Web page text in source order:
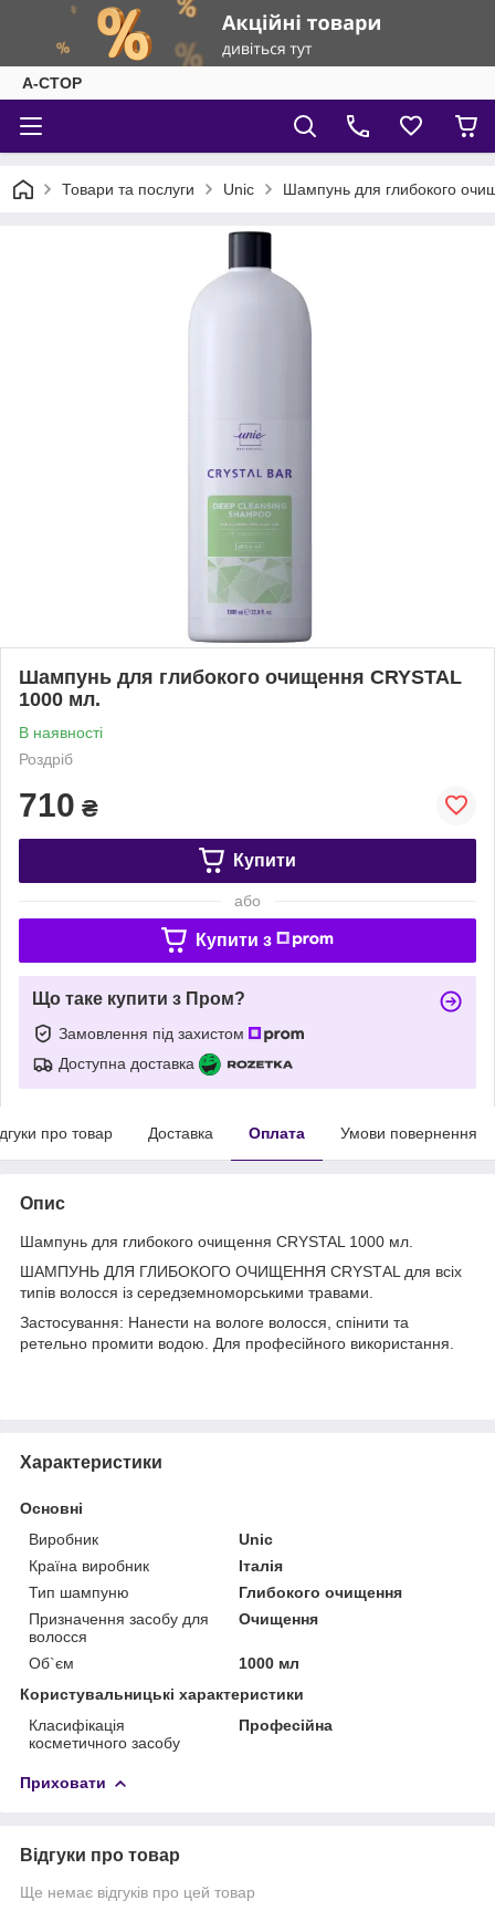
А-СТОР
Товари та послуги Unic Шампунь для глибокого
Шампунь для глибокого очищення CRYSTAL
1000 мл.
В наявності
Роздріб
710 ₴
Купити
або
Купити з
Що таке купити з Пром?
Замовлення під захистом
Доступна доставка
про товар Доставка Оплата Умови повернення
Опис
Шампунь для глибокого очищення CRYSTAL 1000 мл.
ШАМПУНЬ ДЛЯ ГЛИБОКОГО ОЧИЩЕННЯ CRYSTАL для всіх
типів волосся із середземноморськими травами.
Застосування: Нанести на вологе волосся, спінити та
ретельно промити водою. Для професійного використання.
Характеристики
Основні
Виробник
Unic
Країна виробник
Італія
Тип шампуню
Глибокого очищення
Призначення засобу для
волосся
Очищення
Об`єм
1000 мл
Користувальницькі характеристики
Класифікація
косметичного засобу
Професійна
Приховати
Відгуки про товар
Ще немає відгуків про цей товар